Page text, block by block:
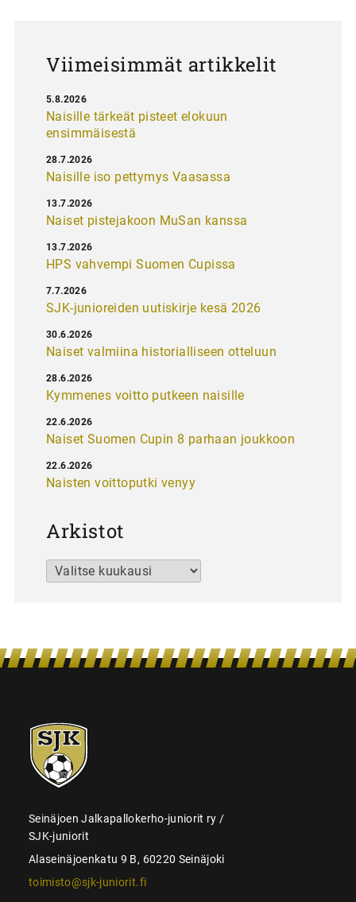
Viimeisimmät artikkelit
Naisille tärkeät pisteet elokuun
ensimmäisestä
5.8.2026
Naisille iso pettymys Vaasassa
28.7.2026
Naiset pistejakoon MuSan kanssa
13.7.2026
HPS vahvempi Suomen Cupissa
13.7.2026
SJK-junioreiden uutiskirje kesä 2026
7.7.2026
Naiset valmiina historialliseen otteluun
30.6.2026
Kymmenes voitto putkeen naisille
28.6.2026
Naiset Suomen Cupin 8 parhaan joukkoon
22.6.2026
Naisten voittoputki venyy
22.6.2026
Arkistot
Arkistot
SJK-
juniorit
Seinäjoen Jalkapallokerho-juniorit ry /
SJK-juniorit
Alaseinäjoenkatu 9 B, 60220 Seinäjoki
toimisto@sjk-juniorit.fi